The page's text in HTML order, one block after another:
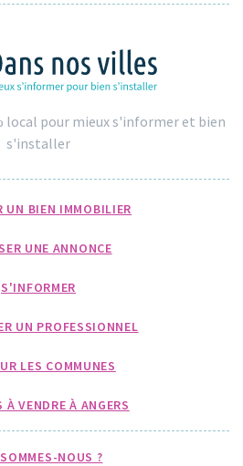
local pour mieux s'informer et bien
s'installer
UN BIEN IMMOBILIER
UNE ANNONCE
S'INFORMER
UN PROFESSIONNEL
LES COMMUNES
À VENDRE À ANGERS
NOUS ?